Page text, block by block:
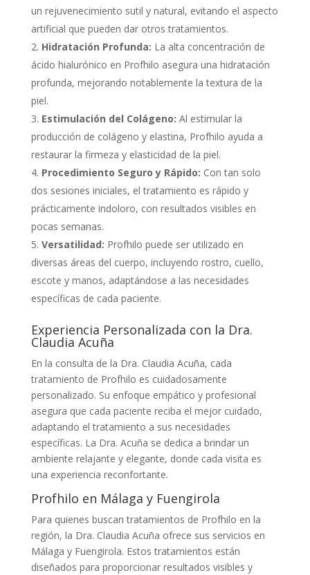
un rejuvenecimiento sutil y natural, evitando el aspecto
artificial que pueden dar otros tratamientos.
Hidratación Profunda: La alta concentración de
ácido hialurónico en Profhilo asegura una hidratación
profunda, mejorando notablemente la textura de la
piel.
Estimulación del Colágeno: Al estimular la
producción de colágeno y elastina, Profhilo ayuda a
restaurar la firmeza y elasticidad de la piel.
Procedimiento Seguro y Rápido: Con tan solo
dos sesiones iniciales, el tratamiento es rápido y
prácticamente indoloro, con resultados visibles en
pocas semanas.
Versatilidad: Profhilo puede ser utilizado en
diversas áreas del cuerpo, incluyendo rostro, cuello,
escote y manos, adaptándose a las necesidades
específicas de cada paciente.
Experiencia Personalizada con la Dra.
Claudia Acuña
En la consulta de la Dra. Claudia Acuña, cada
tratamiento de Profhilo es cuidadosamente
personalizado. Su enfoque empático y profesional
asegura que cada paciente reciba el mejor cuidado,
adaptando el tratamiento a sus necesidades
específicas. La Dra. Acuña se dedica a brindar un
ambiente relajante y elegante, donde cada visita es
una experiencia reconfortante.
Profhilo en Málaga y Fuengirola
Para quienes buscan tratamientos de Profhilo en la
región, la Dra. Claudia Acuña ofrece sus servicios en
Málaga y Fuengirola. Estos tratamientos están
diseñados para proporcionar resultados visibles y